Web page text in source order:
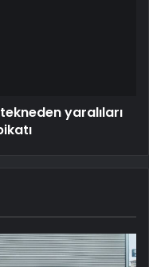
yaralıları